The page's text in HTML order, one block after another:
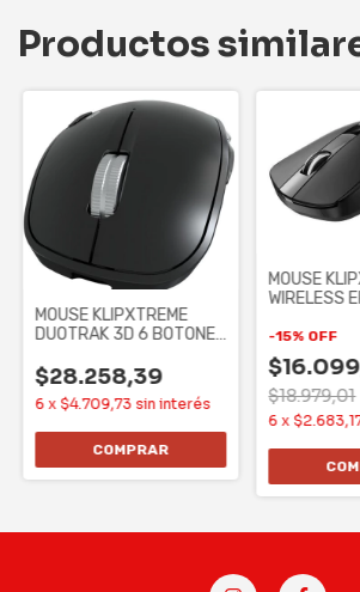
Productos
MOUSE KLIPXTREME
DUOTRAK 3D 6 BOTONES
$28.258,39
6 x $4.709,73 sin interés
MOUSE
WIRELESS
-15% OFF
$18.979,01
6 x